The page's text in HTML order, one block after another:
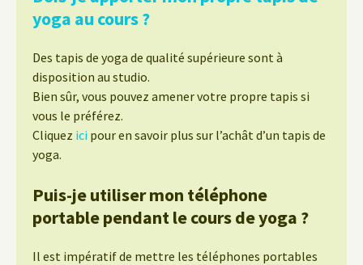
yoga au cours ?
Des tapis de yoga de qualité supérieure sont à
disposition au studio.
Bien sûr, vous pouvez amener votre propre tapis si
vous le préférez.
Cliquez ici pour en savoir plus sur l’achât d’un tapis de
yoga.
Puis-je utiliser mon téléphone
portable pendant le cours de yoga ?
Il est impératif de mettre les téléphones portables